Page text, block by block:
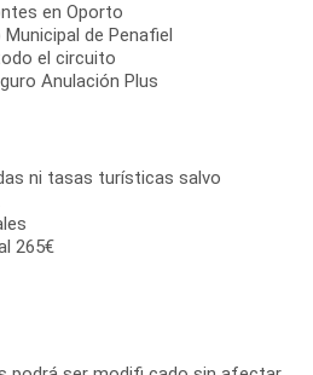
en Oporto
de Penafiel
el circuito
Anulación Plus
ni tasas turísticas salvo
265€